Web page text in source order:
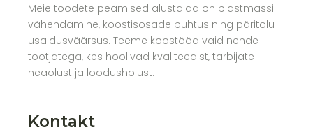
Meie toodete peamised alustalad on plastmassi
vähendamine, koostisosade puhtus ning päritolu
usaldusväärsus. Teeme koostööd vaid nende
tootjatega, kes hoolivad kvaliteedist, tarbijate
heaolust ja loodushoiust.
Kontakt